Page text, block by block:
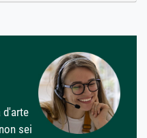
d'arte
sei